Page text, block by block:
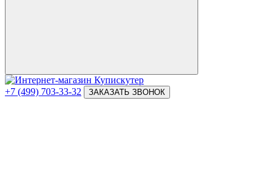
+7 (499) 703-33-32 ЗАКАЗАТЬ ЗВОНОК